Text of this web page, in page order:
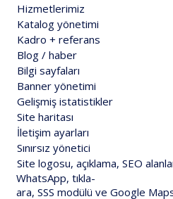
Hizmetlerimiz
Katalog yönetimi
Kadro + referans
Blog / haber
Bilgi sayfaları
Banner yönetimi
Gelişmiş istatistikler
Site haritası
İletişim ayarları
Sınırsız yönetici
Site logosu, açıklama, SEO
WhatsApp, tıkla-
ara, SSS modülü ve Google